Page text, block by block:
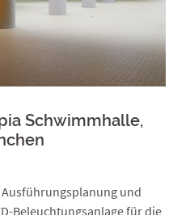
Schwimmhalle,
und
Beleuchtungsanlage für die